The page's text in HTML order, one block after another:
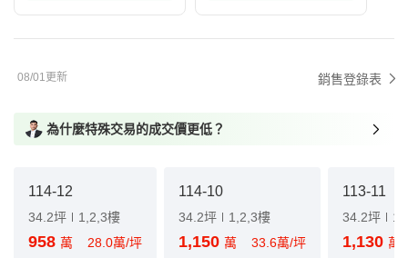
08/01更新 銷售登錄表
為什麼特殊交易的成交價更低？
114-12
34.2坪 1,2,3樓
958 萬 28.0萬/坪
114-10
34.2坪 1,2,3樓
1,150 萬 33.6萬/坪
113-11
34.2坪
1,130 萬